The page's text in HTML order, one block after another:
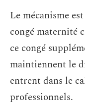
Le mécanisme
congé maternité
ce congé
maintiennent le
entrent dans le
professionnels.